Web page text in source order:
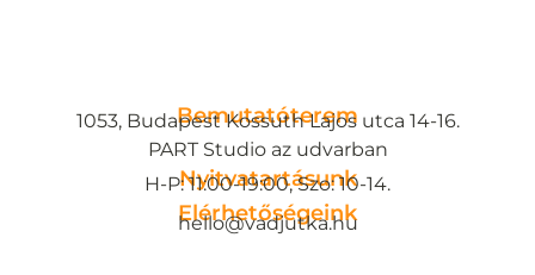
Bemutatóterem
1053, Budapest Kossuth Lajos utca 14-16.
PART Studio az udvarban
Nyitvatartásunk
H-P: 11:00-19:00, Szo: 10-14.
Elérhetőségeink
hello@vadjutka.hu